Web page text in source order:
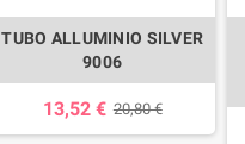
TUBO ALLUMINIO SILVER
9006
13,52 € 20,80 €